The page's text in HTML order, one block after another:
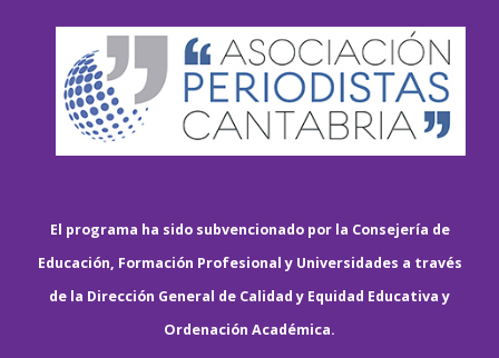
El programa ha sido subvencionado por la Consejería de
Educación, Formación Profesional y Universidades a través
de la Dirección General de Calidad y Equidad Educativa y
Ordenación Académica.